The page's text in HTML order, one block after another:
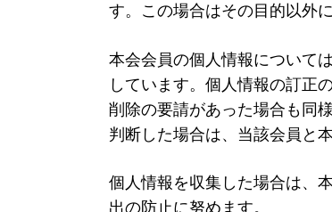
す。この場合はその目的以外
本会会員の個人情報について
しています。個人情報の訂正
削除の要請があった場合も同
判断した場合は、当該会員と
個人情報を収集した場合は、
出の防止に努めます。